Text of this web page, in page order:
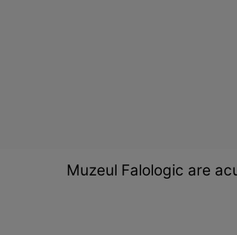
Muzeul Falologic are